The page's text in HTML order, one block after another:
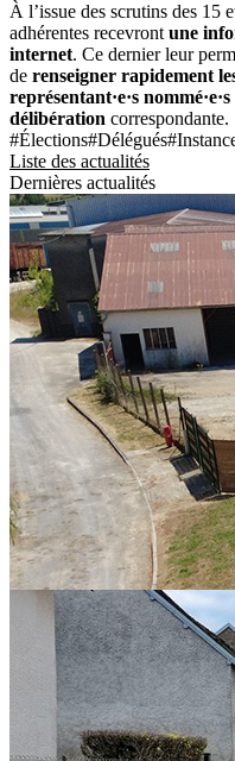
À l’issue des scrutins des 15
adhérentes recevrontune
internet. Ce dernier leur
de renseigner rapidement
représentant·e·s nommé·e·s
délibération correspondante.
#Élections#Délégués
Liste des actualités
Dernières actualités
Contrat de Chaleur
mercredi 29 juillet 2026
CHALEUR
À L'ACTION Depuis 2023,
l’État et par l’intermédiaire